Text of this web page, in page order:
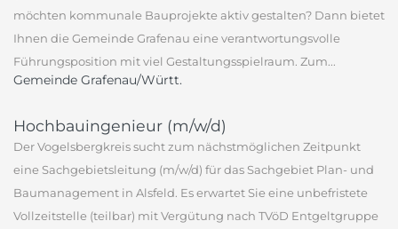
möchten kommunale Bauprojekte aktiv gestalten? Dann bietet
Ihnen die Gemeinde Grafenau eine verantwortungsvolle
Führungsposition mit viel Gestaltungsspielraum. Zum...
Gemeinde Grafenau/Württ.
Hochbauingenieur (m/w/d)
Der Vogelsbergkreis sucht zum nächstmöglichen Zeitpunkt
eine Sachgebietsleitung (m/w/d) für das Sachgebiet Plan- und
Baumanagement in Alsfeld. Es erwartet Sie eine unbefristete
Vollzeitstelle (teilbar) mit Vergütung nach TVöD Entgeltgruppe